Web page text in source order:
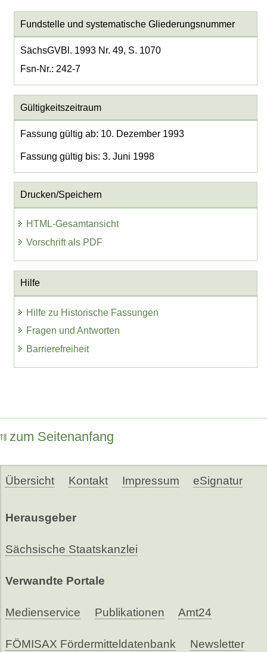
Fundstelle und systematische Gliederungsnummer
SächsGVBl. 1993 Nr. 49, S. 1070
Fsn-Nr.: 242-7
Gültigkeitszeitraum
Fassung gültig ab: 10. Dezember 1993
Fassung gültig bis: 3. Juni 1998
Drucken/Speichern
HTML-Gesamtansicht
Vorschrift als PDF
Hilfe
Hilfe zu Historische Fassungen
Fragen und Antworten
Barrierefreiheit
zum Seitenanfang
Übersicht Kontakt Impressum eSignatur
Herausgeber
Sächsische Staatskanzlei
Verwandte Portale
Medienservice Publikationen Amt24
FÖMISAX Fördermitteldatenbank Newsletter